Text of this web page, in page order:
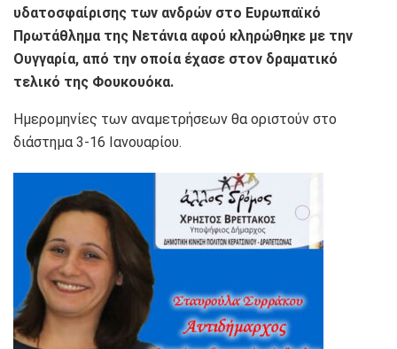
υδατοσφαίρισης των ανδρών στο Ευρωπαϊκό
Πρωτάθλημα της Νετάνια αφού κληρώθηκε με την
Ουγγαρία, από την οποία έχασε στον δραματικό
τελικό της Φουκουόκα.
Ημερομηνίες των αναμετρήσεων θα οριστούν στο
διάστημα 3-16 Ιανουαρίου.